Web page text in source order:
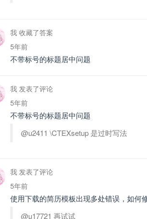
我 收藏了答案
5年前
不带标号的标题居中问题
我 发表了评论
5年前
不带标号的标题居中问题
@u2411 \CTEXsetup 是过时写法
我 发表了评论
5年前
使用下载的简历模板出现多处错误，如何
@u17721 再试试